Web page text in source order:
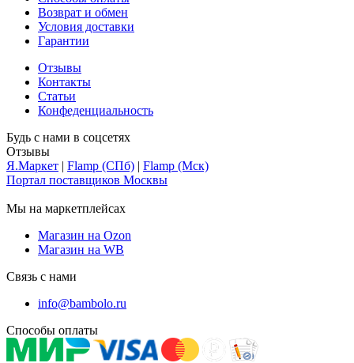
Возврат и обмен
Условия доставки
Гарантии
Отзывы
Контакты
Статьи
Конфеденциальность
Будь с нами в соцсетях
Отзывы
Я.Маркет | Flamp (СПб) | Flamp (Мск)
Портал поставщиков Москвы
Мы на маркетплейсах
Магазин на Ozon
Магазин на WB
Связь с нами
info@bambolo.ru
Способы оплаты